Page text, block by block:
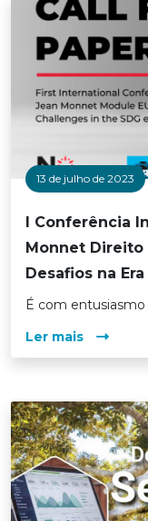
13 de julho de 2023
I Conferência
Monnet Direito
Desafios na
É com
Ler mais